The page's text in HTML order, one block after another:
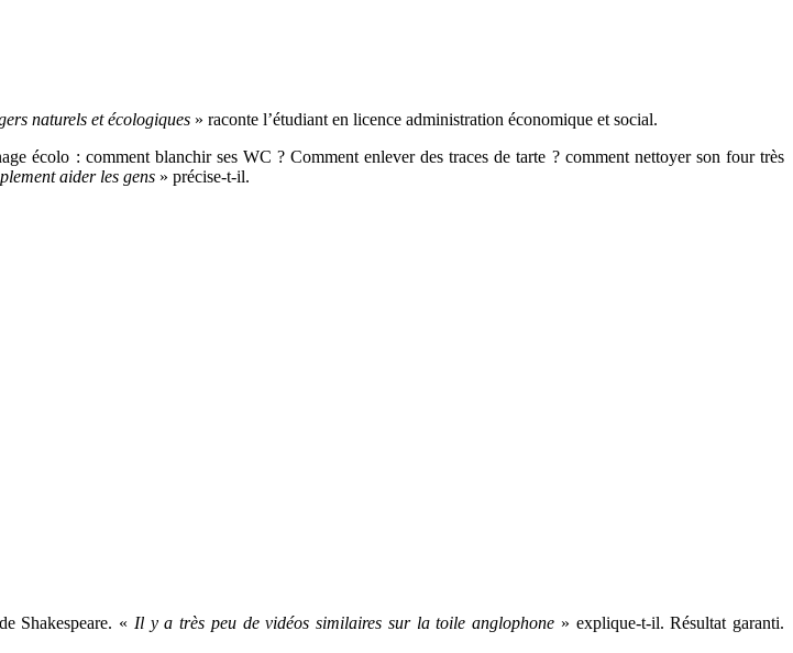
naturels et écologiques » raconte l’étudiant en licence administration économique et social.
écolo : comment blanchir ses WC ? Comment enlever des traces de tarte ? comment nettoyer son four très
aider les gens » précise-t-il.
Shakespeare. « Il y a très peu de vidéos similaires sur la toile anglophone » explique-t-il. Résultat garanti.